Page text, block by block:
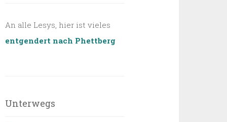
An alle Lesys, hier ist vieles
entgendert nach Phettberg
Unterwegs